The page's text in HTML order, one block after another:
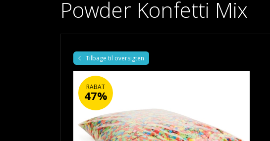
Powder Konfetti Mix
Tilbage til oversigten
RABAT
47%